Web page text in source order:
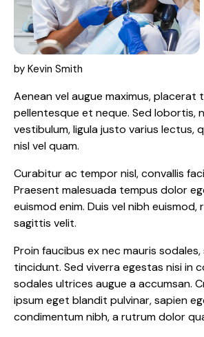
by Kevin Smith
Aenean vel augue maximus, placerat
pellentesque et neque. Sed lobortis,
vestibulum, ligula justo varius lectus,
nisl vel quam.
Curabitur ac tempor nisl, convallis
Praesent malesuada tempus dolor
euismod enim. Duis vel nibh
sagittis velit.
Proin faucibus ex nec mauris
tincidunt. Sed viverra egestas nisi in
sodales ultrices augue a accumsan.
ipsum eget blandit pulvinar, sapien
condimentum nibh, a rutrum dolor